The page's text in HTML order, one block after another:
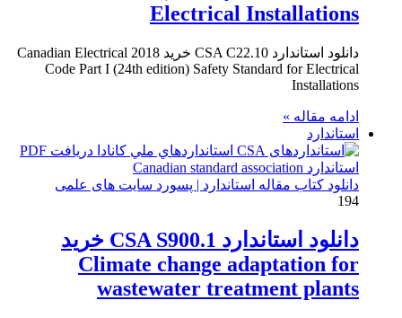
Electrical Installations
دانلود استاندارد CSA C22.10 خرید 2018 Canadian Electrical
Code Part I (24th edition) Safety Standard for Electrical
Installations
ادامه مقاله »
استاندارد
دانلود کتاب مقاله استاندارد | پسورد سایت های علمی
194
دانلود استاندارد CSA S900.1 خرید
Climate change adaptation for
wastewater treatment plants